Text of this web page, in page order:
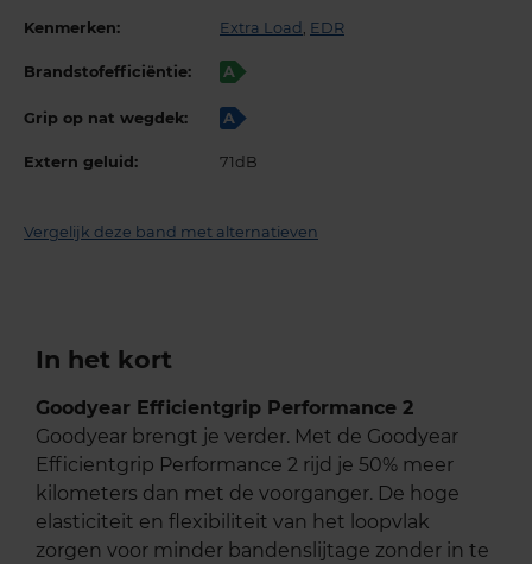
Kenmerken: Extra Load , EDR
Brandstofefficiëntie: A
Grip op nat wegdek: A
Extern geluid: 71dB
Vergelijk deze band met alternatieven
In het kort
Goodyear Efficientgrip Performance 2
Goodyear brengt je verder. Met de Goodyear
Efficientgrip Performance 2 rijd je 50% meer
kilometers dan met de voorganger. De hoge
elasticiteit en flexibiliteit van het loopvlak
zorgen voor minder bandenslijtage zonder in te